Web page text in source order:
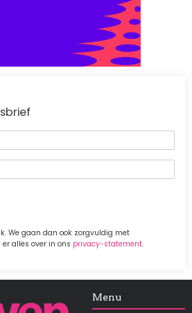
We gaan dan ook zorgvuldig met
er alles over in ons privacy-statement.
Menu